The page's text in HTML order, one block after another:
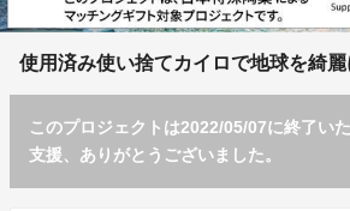
使用済み使い捨てカイロで地球を綺麗
このプロジェクトは2022/05/07に終了い
支援、ありがとうございました。